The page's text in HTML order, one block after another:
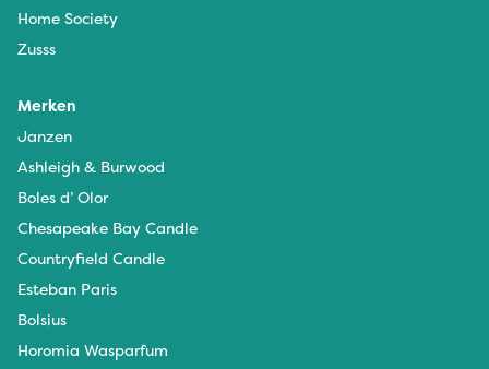
Home Society
Zusss
Merken
Janzen
Ashleigh & Burwood
Boles d’ Olor
Chesapeake Bay Candle
Countryfield Candle
Esteban Paris
Bolsius
Horomia Wasparfum